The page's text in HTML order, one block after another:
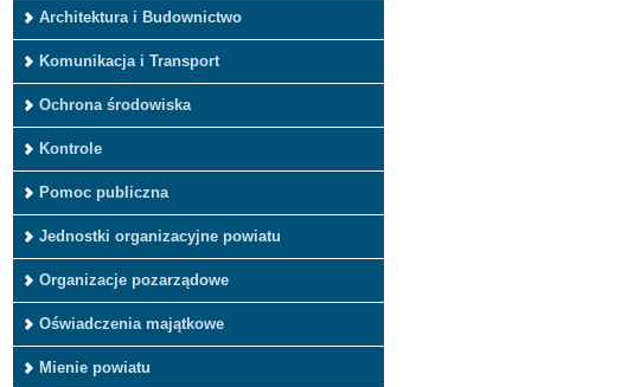
Architektura i Budownictwo
Komunikacja i Transport
Ochrona środowiska
Kontrole
Pomoc publiczna
Jednostki organizacyjne powiatu
Organizacje pozarządowe
Oświadczenia majątkowe
Mienie powiatu